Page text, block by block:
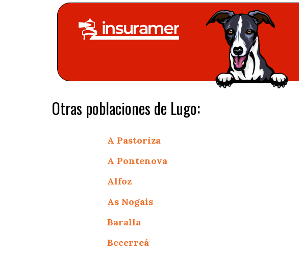
Otras poblaciones de Lugo:
A Pastoriza
A Pontenova
Alfoz
As Nogais
Baralla
Becerreá